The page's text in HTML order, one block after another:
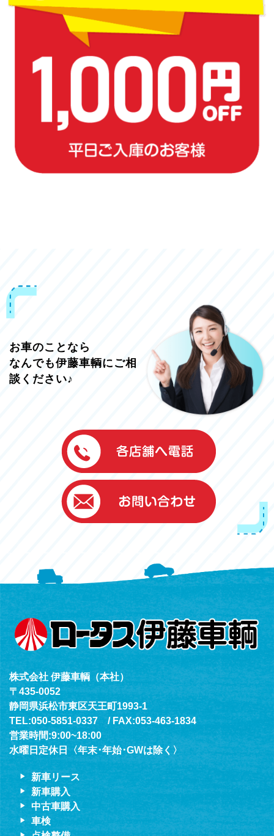
お車のことなら
なんでも伊藤車輌にご相
談ください♪
伊藤車輌（本社）
050-5851-0337
グッドワン浜松
050-5851-0338
浜北店
050-5851-0339
（年中無休24h対応）
株式会社 伊藤車輌（本社）
〒435-0052
静岡県浜松市東区天王町1993-1
TEL:050-5851-0337 / FAX:053-463-1834
営業時間:9:00~18:00
水曜日定休日〈年末･年始･GWは除く〉
新車リース
新車購入
中古車購入
車検